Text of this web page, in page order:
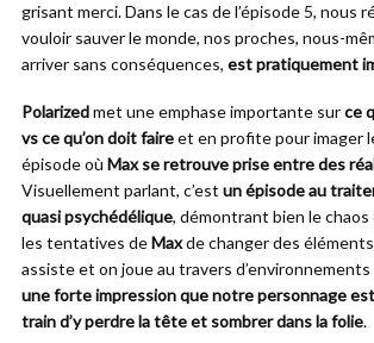
grisant merci. Dans le cas de l’épisode 5, nous
vouloir sauver le monde, nos proches, nous-
arriver sans conséquences, est pratiquement
Polarizedmet une emphase importante surce
vs ce qu’on doit faireet en profite pour imager
épisode où Max se retrouve prise entre des
Visuellement parlant, c’est un épisode au
quasi psychédélique, démontrant bien le
les tentatives deMaxde changer des
assiste et on joue au travers
une forte impression que notre personnage
train d’y perdre la tête et sombrer dans la folie.